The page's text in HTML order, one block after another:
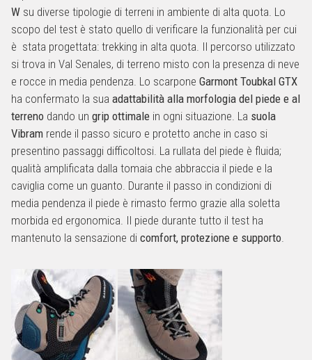
W su diverse tipologie di terreni in ambiente di alta quota. Lo
scopo del test è stato quello di verificare la funzionalità per cui
è stata progettata: trekking in alta quota. Il percorso utilizzato
si trova in Val Senales, di terreno misto con la presenza di neve
e rocce in media pendenza. Lo scarpone Garmont Toubkal GTX
ha confermato la sua adattabilità alla morfologia del piede e al
terreno dando un grip ottimale in ogni situazione. La suola
Vibram rende il passo sicuro e protetto anche in caso si
presentino passaggi difficoltosi. La rullata del piede è fluida;
qualità amplificata dalla tomaia che abbraccia il piede e la
caviglia come un guanto. Durante il passo in condizioni di
media pendenza il piede è rimasto fermo grazie alla soletta
morbida ed ergonomica. Il piede durante tutto il test ha
mantenuto la sensazione di comfort, protezione e supporto